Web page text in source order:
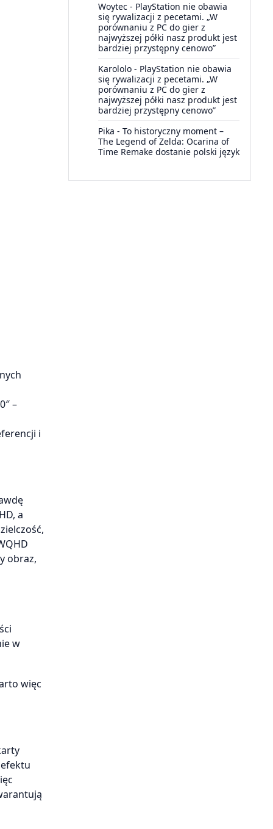
–
i
a
obraz,
w
więc
Woytec - PlayStation nie obawia
się rywalizacji z pecetami. „W
porównaniu z PC do gier z
najwyższej półki nasz produkt jest
bardziej przystępny cenowo”
Karololo - PlayStation nie obawia
się rywalizacji z pecetami. „W
porównaniu z PC do gier z
najwyższej półki nasz produkt jest
bardziej przystępny cenowo”
Pika - To historyczny moment –
The Legend of Zelda: Ocarina of
Time Remake dostanie polski język